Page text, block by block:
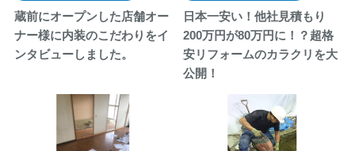
蔵前にオープンした店舗オー
ナー様に内装のこだわりをイ
ンタビューしました。
日本一安い！他社見積もり
200万円が80万円に！？超格
安リフォームのカラクリを大
公開！